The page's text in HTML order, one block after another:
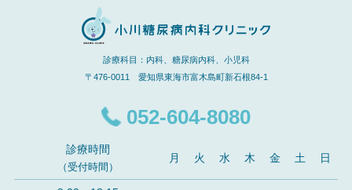
診療科目：内科、糖尿病内科、小児科
〒476-0011 愛知県東海市富木島町新石根84-1
052-604-8080
診療時間
（受付時間）
月 火 水 木 金 土 日